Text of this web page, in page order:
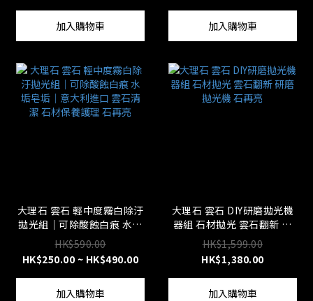
加入購物車 加入購物車
大理石 雲石 輕中度霧白除汙
拋光組｜可除酸蝕白痕 水垢
皂垢｜意大利進口 雲石清潔
石材保養護理 石再亮
HK$590.00
HK$250.00 ~ HK$490.00
加入購物車
大理石 雲石 DIY研磨拋光機
器組 石材拋光 雲石翻新 研
磨拋光機 石再亮
HK$1,599.00
HK$1,380.00
加入購物車